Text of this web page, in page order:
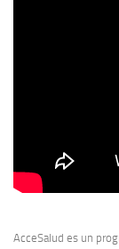
AcceSalud es un